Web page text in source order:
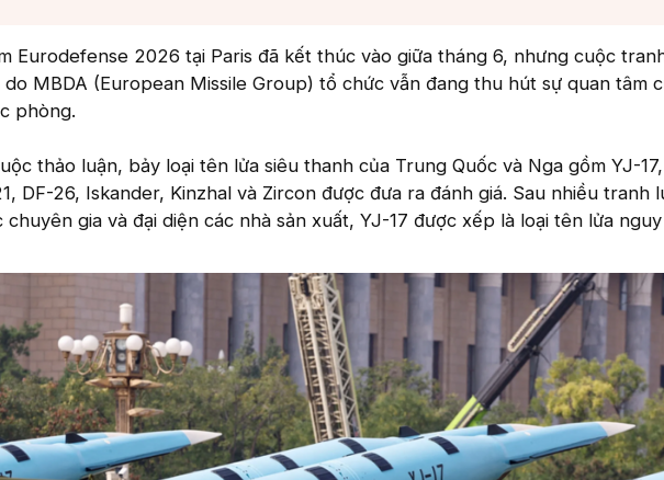
Eurodefense 2026 tại Paris đã kết thúc vào giữa tháng 6, nhưng cuộc
do MBDA (European Missile Group) tổ chức vẫn đang thu hút sự quan tâm
phòng.
thảo luận, bảy loại tên lửa siêu thanh của Trung Quốc và Nga gồm YJ-
DF-26, Iskander, Kinzhal và Zircon được đưa ra đánh giá. Sau nhiều tranh
chuyên gia và đại diện các nhà sản xuất, YJ-17 được xếp là loại tên lửa